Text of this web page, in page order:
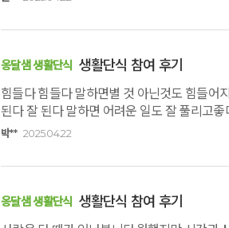
나무와 산책길. 이 곳에 있는 것만으로도 힐
된장차가 된장국 정식을 먹는 것 처럼 뇌를
누워있으면온갖 먹을 것의 형상이 머리를 멤
프로그램이 있어서 음식에 대한 욕망을 떨쳐
높아 만족스러웠다. 이번 프로그램의 하이라
시간이었다. 3일단식 후 2일 보식이 남았지
자궁같은 편안함,깊은산속옹달샘은 그런 곳
빨리 옹달샘에 오셔서다시 태어남을 느껴보
옹달샘 생활단식 생활단식 참여 후기
힘들다 힘들다 말하면별 것 아닌것도 힘들어
된다 잘 된다 말하면 어려운 일도 잘 풀리고
갖고 참석했습니다.단식하는 중 좋은 사람들
권유하고 싶은 마음이 생겨 먼저 가족들, 형
박** 2025.04.22
옹달샘 생활단식 생활단식 참여 후기